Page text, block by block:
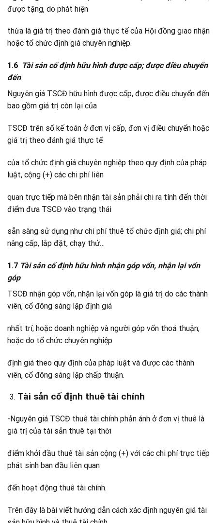
được tặng, do phát hiện
thừa là giá trị theo đánh giá thực tế của Hội đồng giao nhận
hoặc tổ chức định giá chuyên nghiệp.
1.6 Tài sản cố định hữu hình được cấp; được điều chuyển
đến
Nguyên giá TSCĐ hữu hình được cấp, được điều chuyển đến
bao gồm giá trị còn lại của
TSCĐ trên số kế toán ở đơn vị cấp, đơn vị điều chuyển hoặc
giá trị theo đánh giá thực tế
của tổ chức định giá chuyên nghiệp theo quy định của pháp
luật, cộng (+) các chi phí liên
quan trực tiếp mà bên nhận tài sản phải chi ra tính đến thời
điểm đưa TSCĐ vào trạng thái
sẵn sàng sử dụng như chi phí thuê tổ chức định giá; chi phí
nâng cấp, lắp đặt, chạy thử…
1.7 Tài sản cố định hữu hình nhận góp vốn, nhận lại vốn
góp
TSCĐ nhận góp vốn, nhận lại vốn góp là giá trị do các thành
viên, cổ đông sáng lập định giá
nhất trí; hoặc doanh nghiệp và người góp vốn thoả thuận;
hoặc do tổ chức chuyên nghiệp
định giá theo quy định của pháp luật và được các thành
viên, cổ đông sáng lập chấp thuận.
Tài sản cố định thuê tài chính
-Nguyên giá TSCĐ thuê tài chính phản ánh ở đơn vị thuê là
giá trị của tài sản thuê tại thời
điểm khởi đầu thuê tài sản cộng (+) với các chi phí trực tiếp
phát sinh ban đầu liên quan
đến hoạt động thuê tài chính.
Trên đây là bài viết hướng dẫn cách xác định nguyên giá tài